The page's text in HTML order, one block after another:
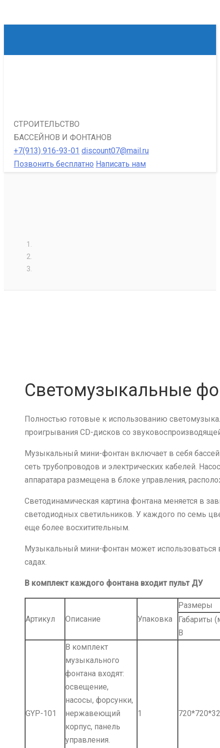
СТРОИТЕЛЬСТВО
БАССЕЙНОВ И ФОНТАНОВ
+7(913) 916-93-01 discount07@mail.ru
Позвонить бесплатно Написать нам
Светомузыкальные
Полностью готовые к использованию
проигрывания CD-дисков со
Музыкальный мини-фонтан включает в себя
сеть трубопроводов и электрических кабелей.
аппаратара размещена в блоке управления,
Светодинамическая картина фонтана меняется в
светодиодных светильников. У каждого по семь
еще более восхитительным.
Музыкальный мини-фонтан может использоваться
садах.
В комплект каждого фонтана входит пульт ДУ
Артикул Описание Упаковка
Размеры
Габариты
В
GYP-101
В комплект
музыкального
фонтана входят:
освещение,
насосы, форсунки,
нержавеющий
корпус, панель
управления.
1